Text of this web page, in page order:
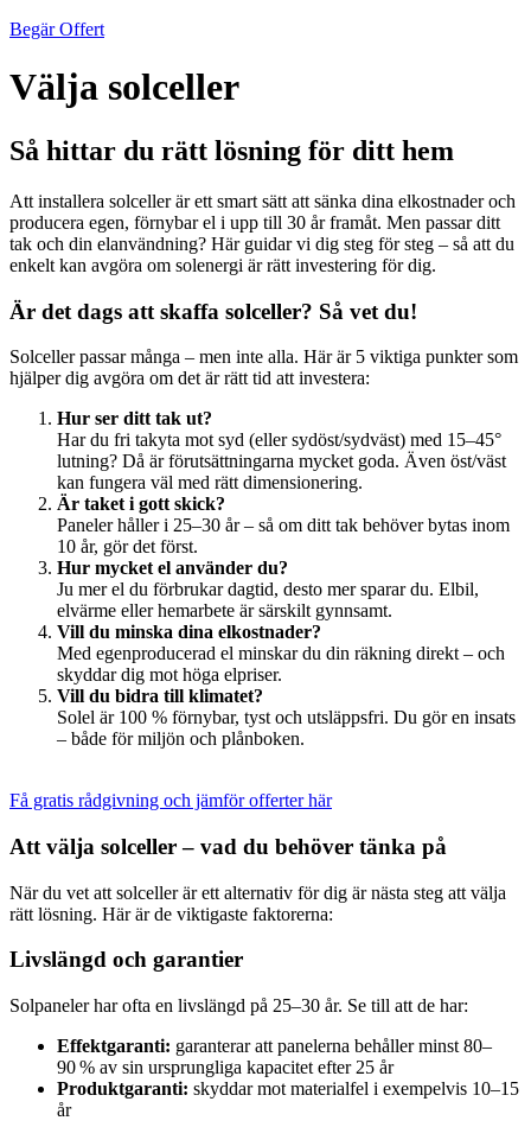
Begär Offert
Välja solceller
Så hittar du rätt lösning för ditt hem
Att installera solceller är ett smart sätt att sänka dina elkostnader och
producera egen, förnybar el i upp till 30 år framåt. Men passar ditt
tak och din elanvändning? Här guidar vi dig steg för steg – så att du
enkelt kan avgöra om solenergi är rätt investering för dig.
Är det dags att skaffa solceller? Så vet du!
Solceller passar många – men inte alla. Här är 5 viktiga punkter som
hjälper dig avgöra om det är rätt tid att investera:
Hur ser ditt tak ut?
Har du fri takyta mot syd (eller sydöst/sydväst) med 15–45°
lutning? Då är förutsättningarna mycket goda. Även öst/väst
kan fungera väl med rätt dimensionering.
Är taket i gott skick?
Paneler håller i 25–30 år – så om ditt tak behöver bytas inom
10 år, gör det först.
Hur mycket el använder du?
Ju mer el du förbrukar dagtid, desto mer sparar du. Elbil,
elvärme eller hemarbete är särskilt gynnsamt.
Vill du minska dina elkostnader?
Med egenproducerad el minskar du din räkning direkt – och
skyddar dig mot höga elpriser.
Vill du bidra till klimatet?
Solel är 100 % förnybar, tyst och utsläppsfri. Du gör en insats
– både för miljön och plånboken.
Få gratis rådgivning och jämför offerter här
Att välja solceller – vad du behöver tänka på
När du vet att solceller är ett alternativ för dig är nästa steg att välja
rätt lösning. Här är de viktigaste faktorerna:
Livslängd och garantier
Solpaneler har ofta en livslängd på 25–30 år. Se till att de har:
Effektgaranti: garanterar att panelerna behåller minst 80–
90 % av sin ursprungliga kapacitet efter 25 år
Produktgaranti: skyddar mot materialfel i exempelvis 10–15
år